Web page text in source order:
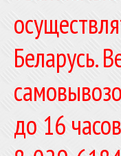
Беларусь.
до 16